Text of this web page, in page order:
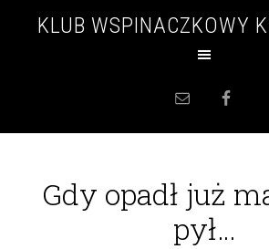
KLUB WSPINACZKOWY
Gdy opadł już
pył…